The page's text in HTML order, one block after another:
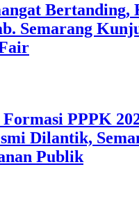
Bertanding,
Semarang
PPPK
Dilantik,
Publik